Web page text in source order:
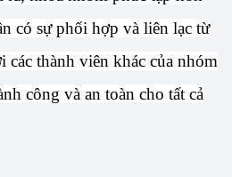
có sự phối hợp và liên lạc từ
các thành viên khác của nhóm
công và an toàn cho tất cả